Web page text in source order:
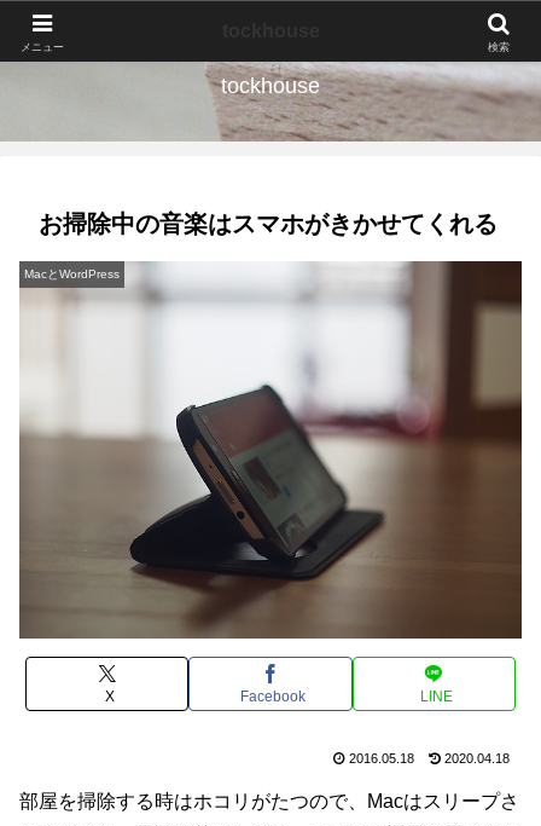
tockhouse
お掃除中の音楽はスマホがきかせてくれる
MacとWordPress
X Facebook LINE
2016.05.18 2020.04.18
部屋を掃除する時はホコリがたつので、Macはスリープさ
メニュー 検索